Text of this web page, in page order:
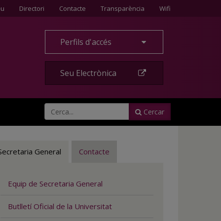
Directori Contacte
Contacte Transparència Wifi
Perfils d'accés
Seu Electrònica
Cercar
General Contacte
Equip de Secretaria General
Butlletí Oficial de la Universitat